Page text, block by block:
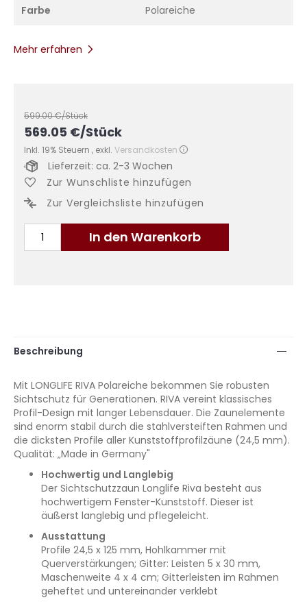
Farbe Polareiche
Mehr erfahren
599.00€/Stück
569.05 €/Stück
Inkl. 19% Steuern , exkl. Versandkosten
In den Warenkorb
Lieferzeit: ca. 2-3 Wochen
Zur Wunschliste hinzufügen
Zur Vergleichsliste hinzufügen
Beschreibung
Mit LONGLIFE RIVA Polareiche bekommen Sie robusten
Sichtschutz für Generationen. RIVA vereint klassisches
Profil-Design mit langer Lebensdauer. Die Zaunelemente
sind enorm stabil durch die stahlversteiften Rahmen und
die dicksten Profile aller Kunststoffprofilzäune (24,5 mm).
Qualität: „Made in Germany"
Hochwertig und Langlebig
Der Sichtschutzzaun Longlife Riva besteht aus
hochwertigem Fenster-Kunststoff. Dieser ist
äußerst langlebig und pflegeleicht.
Ausstattung
Profile 24,5 x 125 mm, Hohlkammer mit
Querverstärkungen; Gitter: Leisten 5 x 30 mm,
Maschenweite 4 x 4 cm; Gitterleisten im Rahmen
geheftet und untereinander verklebt